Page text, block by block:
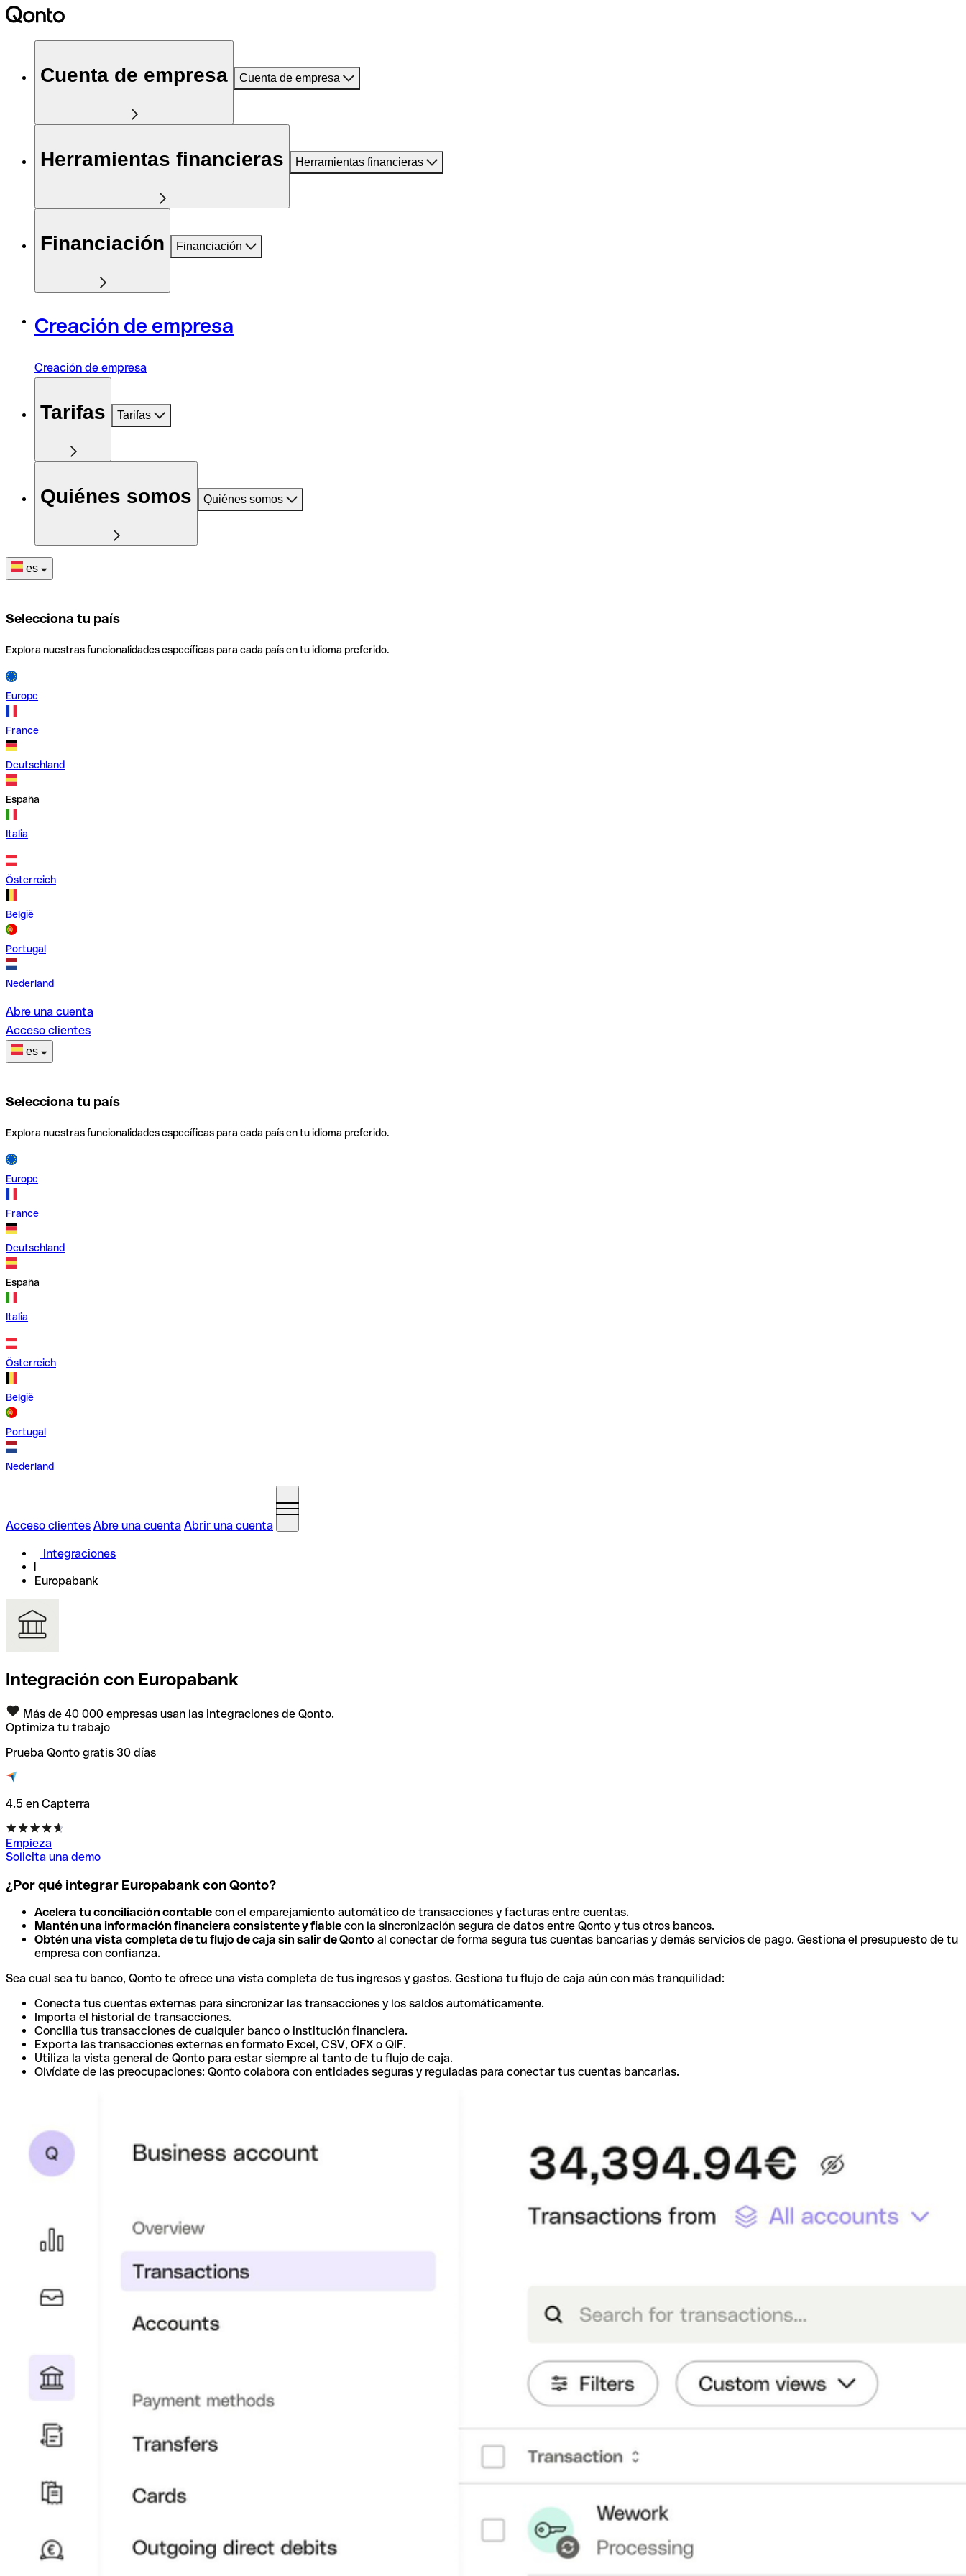
Cuenta de empresa Cuenta de empresa
Herramientas financieras Herramientas financieras
Financiación Financiación
Creación de empresa
Creación de empresa
Tarifas Tarifas
Quiénes somos Quiénes somos
es
Selecciona tu país
Explora nuestras funcionalidades específicas para cada país en tu idioma preferido.
Europe
France
Deutschland
España
Italia
Österreich
België
Portugal
Nederland
Abre una cuenta
Acceso clientes
es
Selecciona tu país
Explora nuestras funcionalidades específicas para cada país en tu idioma preferido.
Europe
France
Deutschland
España
Italia
Österreich
België
Portugal
Nederland
Acceso clientes Abre una cuenta Abrir una cuenta
Integraciones
Europabank
Integración con Europabank
Más de 40 000 empresas usan las integraciones de Qonto.
Optimiza tu trabajo
Prueba Qonto gratis 30 días
4.5 en Capterra
Empieza
Solicita una demo
¿Por qué integrar Europabank con Qonto?
Acelera tu conciliación contable con el emparejamiento automático de transacciones y facturas entre cuentas.
Mantén una información financiera consistente y fiable con la sincronización segura de datos entre Qonto y tus otros bancos.
Obtén una vista completa de tu flujo de caja sin salir de Qonto al conectar de forma segura tus cuentas bancarias y demás servicios de pago. Gestiona el presupuesto de tu
empresa con confianza.
Sea cual sea tu banco, Qonto te ofrece una vista completa de tus ingresos y gastos. Gestiona tu flujo de caja aún con más tranquilidad:
Conecta tus cuentas externas para sincronizar las transacciones y los saldos automáticamente.
Importa el historial de transacciones.
Concilia tus transacciones de cualquier banco o institución financiera.
Exporta las transacciones externas en formato Excel, CSV, OFX o QIF.
Utiliza la vista general de Qonto para estar siempre al tanto de tu flujo de caja.
Olvídate de las preocupaciones: Qonto colabora con entidades seguras y reguladas para conectar tus cuentas bancarias.